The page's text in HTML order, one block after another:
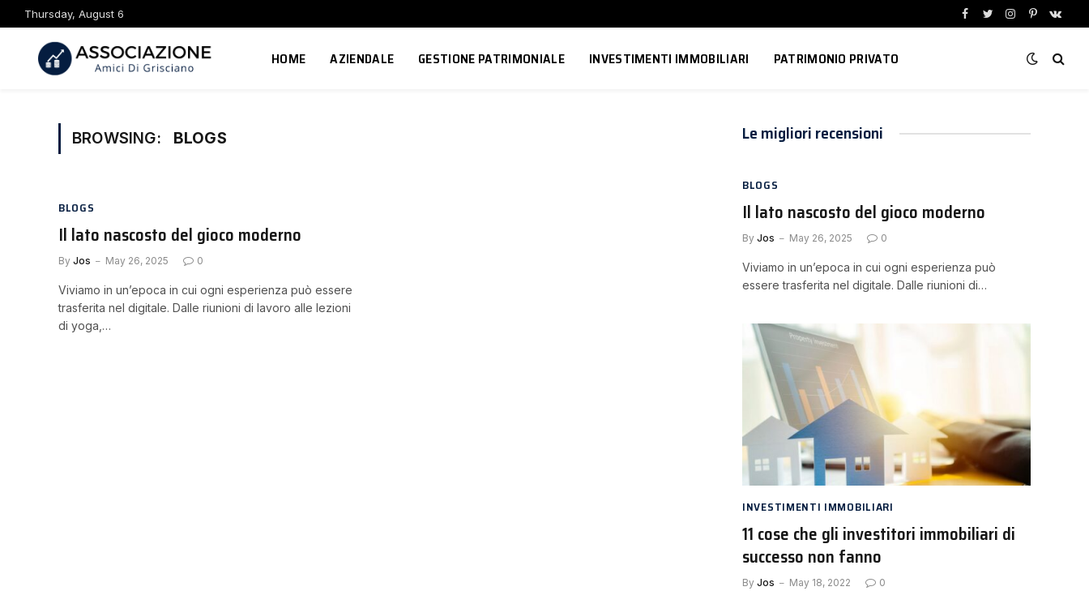
Thursday, August 6
Facebook
TwitterInstagram
Pinterest
HOME AZIENDALE GESTIONE PATRIMONIALE INVESTIMENTI IMMOBILIARI PATRIMONIO PRIVATO
BROWSING: BLOGS
BLOGS
Il lato nascosto del gioco moderno
By Jos May 26, 2025 0
Viviamo in un’epoca in cui ogni esperienza può essere
trasferita nel digitale. Dalle riunioni di lavoro alle lezioni
di yoga,…
Le migliori recensioni
BLOGS
Il lato nascosto del gioco moderno
By Jos May 26, 2025 0
Viviamo in un’epoca in cui ogni esperienza può
essere trasferita nel digitale. Dalle riunioni di…
INVESTIMENTI IMMOBILIARI
11 cose che gli investitori immobiliari di
successo non fanno
By Jos May 18, 2022 0